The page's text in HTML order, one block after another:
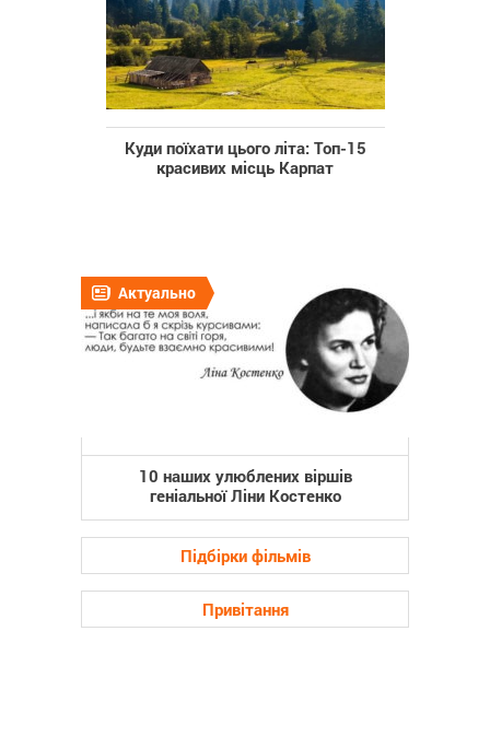
Куди поїхати цього літа: Топ-15
красивих місць Карпат
Актуально
10 наших улюблених віршів
геніальної Ліни Костенко
Підбірки фільмів
Привітання